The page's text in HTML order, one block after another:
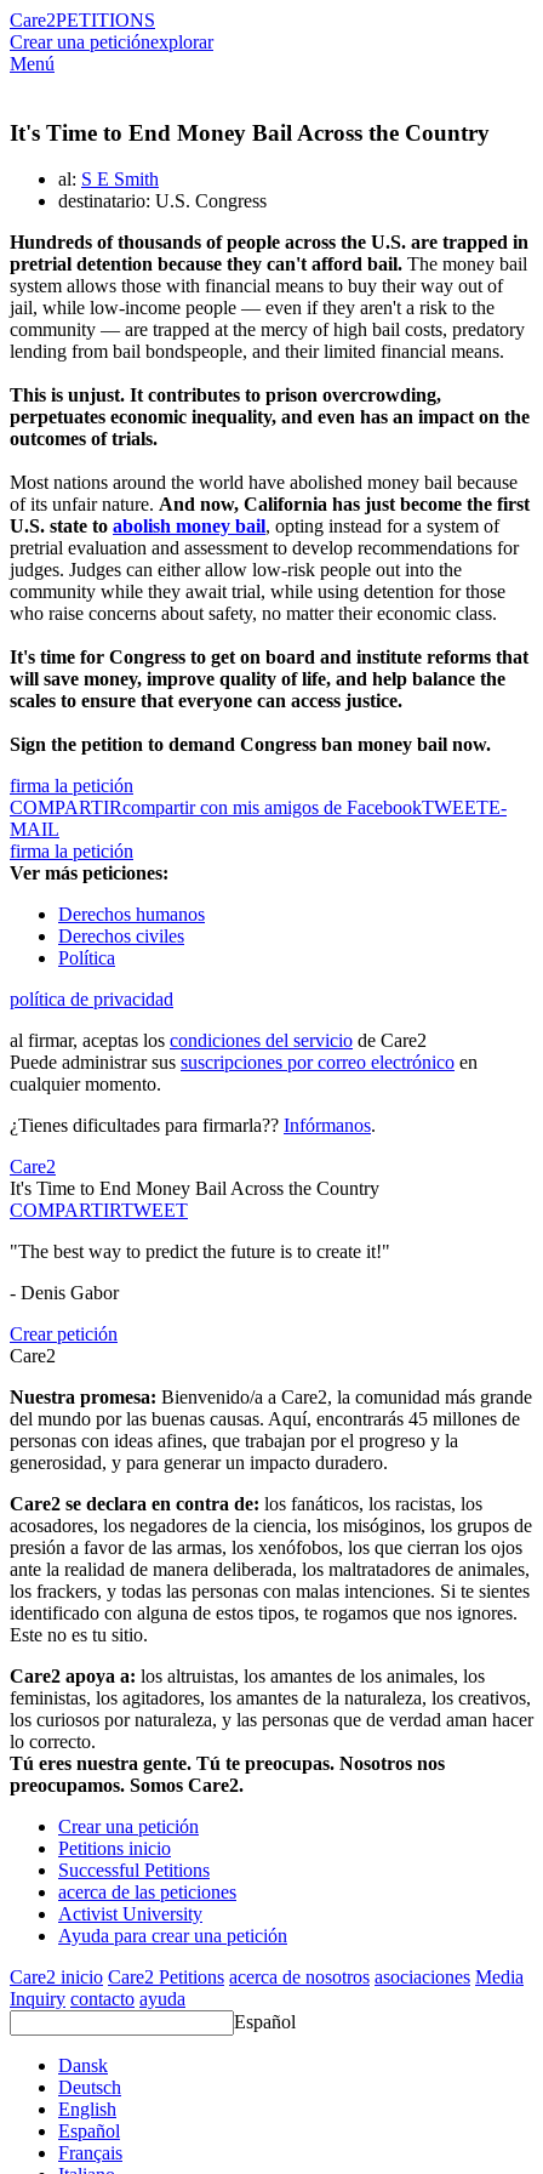
Care2PETITIONS
Crear una peticiónexplorar
Menú
It's Time to End Money Bail Across the Country
al: S E Smith
destinatario: U.S. Congress
Hundreds of thousands of people across the U.S. are trapped in
pretrial detention because they can't afford bail. The money bail
system allows those with financial means to buy their way out of
jail, while low-income people — even if they aren't a risk to the
community — are trapped at the mercy of high bail costs, predatory
lending from bail bondspeople, and their limited financial means.
This is unjust. It contributes to prison overcrowding,
perpetuates economic inequality, and even has an impact on the
outcomes of trials.
Most nations around the world have abolished money bail because
of its unfair nature. And now, California has just become the first
U.S. state to abolish money bail, opting instead for a system of
pretrial evaluation and assessment to develop recommendations for
judges. Judges can either allow low-risk people out into the
community while they await trial, while using detention for those
who raise concerns about safety, no matter their economic class.
It's time for Congress to get on board and institute reforms that
will save money, improve quality of life, and help balance the
scales to ensure that everyone can access justice.
Sign the petition to demand Congress ban money bail now.
firma la petición
COMPARTIRcompartir con mis amigos de FacebookTWEETE-
MAIL
firma la petición
Ver más peticiones:
Derechos humanos
Derechos civiles
Política
política de privacidad
al firmar, aceptas los condiciones del servicio de Care2
Puede administrar sus suscripciones por correo electrónico en
cualquier momento.
¿Tienes dificultades para firmarla?? Infórmanos.
Care2
It's Time to End Money Bail Across the Country
COMPARTIRTWEET
"The best way to predict the future is to create it!"
- Denis Gabor
Crear petición
Care2
Nuestra promesa: Bienvenido/a a Care2, la comunidad más grande
del mundo por las buenas causas. Aquí, encontrarás 45 millones de
personas con ideas afines, que trabajan por el progreso y la
generosidad, y para generar un impacto duradero.
Care2 se declara en contra de: los fanáticos, los racistas, los
acosadores, los negadores de la ciencia, los misóginos, los grupos de
presión a favor de las armas, los xenófobos, los que cierran los ojos
ante la realidad de manera deliberada, los maltratadores de animales,
los frackers, y todas las personas con malas intenciones. Si te sientes
identificado con alguna de estos tipos, te rogamos que nos ignores.
Este no es tu sitio.
Care2 apoya a: los altruistas, los amantes de los animales, los
feministas, los agitadores, los amantes de la naturaleza, los creativos,
los curiosos por naturaleza, y las personas que de verdad aman hacer
lo correcto.
Tú eres nuestra gente. Tú te preocupas. Nosotros nos
preocupamos. Somos Care2.
Crear una petición
Petitions inicio
Successful Petitions
acerca de las peticiones
Activist University
Ayuda para crear una petición
Care2 inicio Care2 Petitions acerca de nosotros asociaciones Media
Inquiry contacto ayuda
Español
Dansk
Deutsch
English
Español
Français